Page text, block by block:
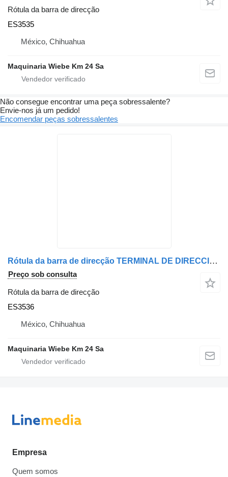
Rótula da barra de direcção
ES3535
México, Chihuahua
Maquinaria Wiebe Km 24 Sa
Não consegue encontrar uma peça sobressalente?
Envie-nos já um pedido!
Encomendar peças sobressalentes
Rótula da barra de direcção TERMINAL DE DIRECCIÃ“N MOOG ES3536 para carro Jeep
Preço sob consulta
Rótula da barra de direcção
ES3536
México, Chihuahua
Maquinaria Wiebe Km 24 Sa
Empresa
Quem somos